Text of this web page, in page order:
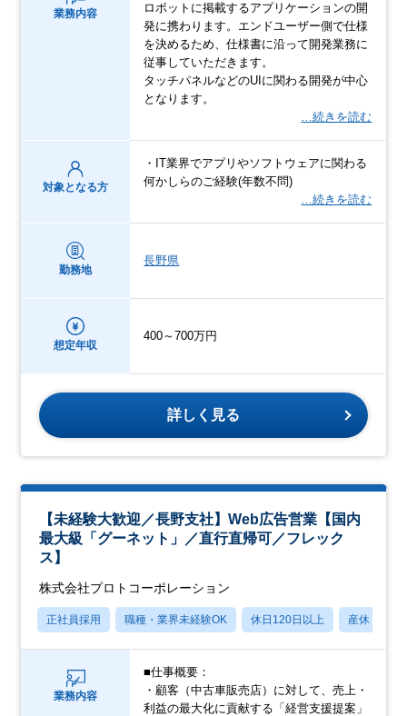
業務内容
ロボットに掲載するアプリケーションの開
発に携わります。エンドユーザー側で仕様
を決めるため、仕様書に沿って開発業務に
従事していただきます。
タッチパネルなどのUIに関わる開発が中心
となります。
…続きを読む
対象となる方
・IT業界でアプリやソフトウェアに関わる
何かしらのご経験(年数不問)
…続きを読む
勤務地
長野県
想定年収
400～700万円
詳しく見る
【未経験大歓迎／長野支社】Web広告営業【国内
最大級「グーネット」／直行直帰可／フレック
ス】
株式会社プロトコーポレーション
正社員採用 職種・業界未経験OK 休日120日以上 産休・育休
業務内容
■仕事概要：
・顧客（中古車販売店）に対して、売上・
利益の最大化に貢献する「経営支援提案」